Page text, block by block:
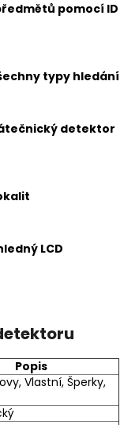
pomocí ID
typy hledání
detektor
LCD
Popis
Vlastní, Šperky,